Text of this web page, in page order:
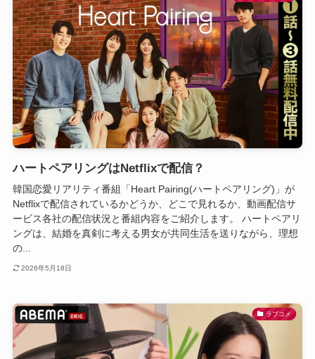
ハートペアリングはNetflixで配信？
韓国恋愛リアリティ番組「Heart Pairing(ハートペアリング)」が
Netflixで配信されているかどうか、どこで見れるか、動画配信サ
ービス各社の配信状況と番組内容をご紹介します。 ハートペアリ
ングは、結婚を真剣に考える男女が共同生活を送りながら、理想
の...
2026年5月18日
ラブコメ